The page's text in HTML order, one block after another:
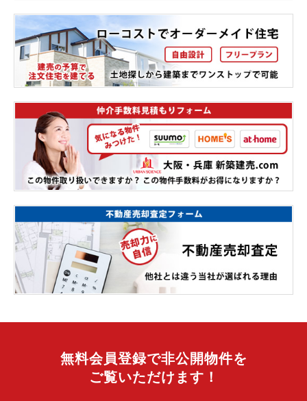
無料会員登録で非公開物件を
ご覧いただけます！